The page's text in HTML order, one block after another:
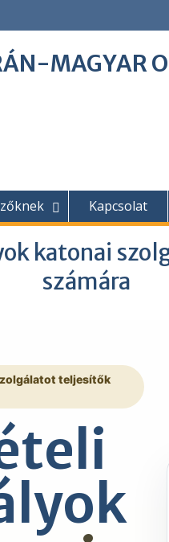
MAGYAR
Kapcsolat
katonai
számára
teljesítők